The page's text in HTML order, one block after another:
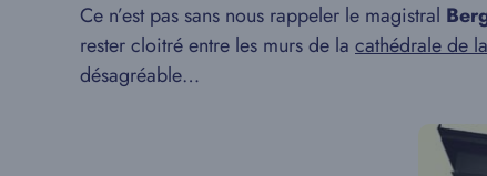
Ce n’est pas sans nous rappeler le magistral
rester cloitré entre les murs de la cathédrale de
désagréable…